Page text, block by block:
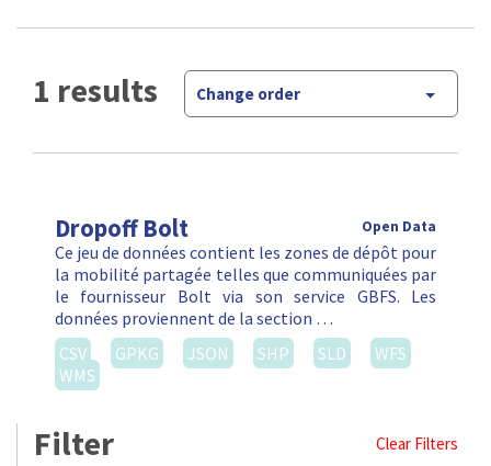
1 results Change order
Dropoff Bolt Open Data
Ce jeu de données contient les zones de dépôt pour
la mobilité partagée telles que communiquées par
le fournisseur Bolt via son service GBFS. Les
données proviennent de la section …
CSV
GPKG JSON SHP SLD
WFS
WMS
Filter Clear Filters